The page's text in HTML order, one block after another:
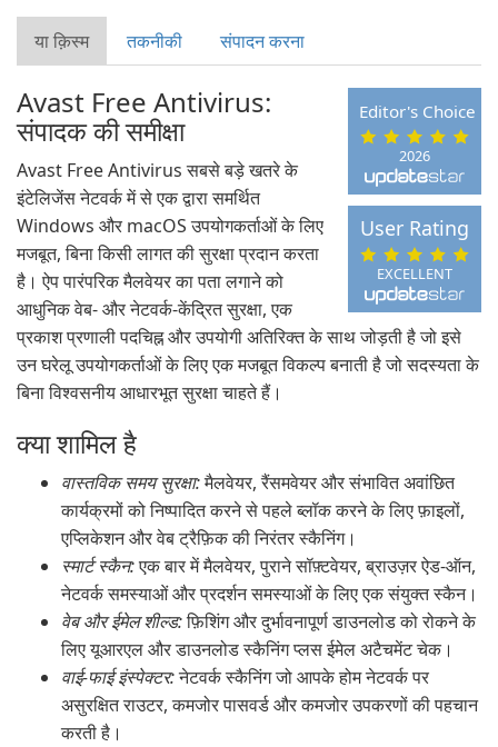
या क़िस्‍म तकनीकी संपादन करना
2026
Editor's Choice
EXCELLENT
User Rating
Avast Free Antivirus:
संपादक की समीक्षा
Avast Free Antivirus सबसे बड़े खतरे के
इंटेलिजेंस नेटवर्क में से एक द्वारा समर्थित
Windows और macOS उपयोगकर्ताओं के लिए
मजबूत, बिना किसी लागत की सुरक्षा प्रदान करता
है। ऐप पारंपरिक मैलवेयर का पता लगाने को
आधुनिक वेब- और नेटवर्क-केंद्रित सुरक्षा, एक
प्रकाश प्रणाली पदचिह्न और उपयोगी अतिरिक्त के साथ जोड़ती है जो इसे
उन घरेलू उपयोगकर्ताओं के लिए एक मजबूत विकल्प बनाती है जो सदस्यता के
बिना विश्वसनीय आधारभूत सुरक्षा चाहते हैं।
क्या शामिल है
वास्तविक समय सुरक्षा:मैलवेयर, रैंसमवेयर और संभावित अवांछित
कार्यक्रमों को निष्पादित करने से पहले ब्लॉक करने के लिए फ़ाइलों,
एप्लिकेशन और वेब ट्रैफ़िक की निरंतर स्कैनिंग।
स्मार्ट स्कैन:एक बार में मैलवेयर, पुराने सॉफ़्टवेयर, ब्राउज़र ऐड-ऑन,
नेटवर्क समस्याओं और प्रदर्शन समस्याओं के लिए एक संयुक्त स्कैन।
वेब और ईमेल शील्ड:फ़िशिंग और दुर्भावनापूर्ण डाउनलोड को रोकने के
लिए यूआरएल और डाउनलोड स्कैनिंग प्लस ईमेल अटैचमेंट चेक।
वाई-फाई इंस्पेक्टर:नेटवर्क स्कैनिंग जो आपके होम नेटवर्क पर
असुरक्षित राउटर, कमजोर पासवर्ड और कमजोर उपकरणों की पहचान
करती है।